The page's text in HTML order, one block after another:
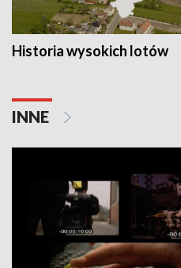
Historia wysokich lotów
INNE